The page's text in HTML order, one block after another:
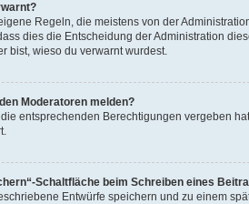
Regeln, die meistens von der
dies die Entscheidung der Administration
bist, wieso du verwarnt wurdest.
Moderatoren melden?
entsprechenden Berechtigungen vergeben
Schaltfläche beim Schreiben eines
Entwürfe speichern und zu einem